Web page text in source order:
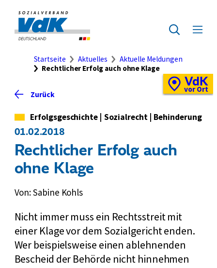
Seiteninhalt
springen
Zur
Startseite
des
Zur
Suche
Menü
Ort-
VdK
vor Ort
Brotkrumennavigation
Startseite Aktuelles
Aktuelle Meldungen
Rechtlicher Erfolg auch ohne Klage
Zurück
Kategorie
Erfolgsgeschichte Sozialrecht Behinderung
01.02.2018
Rechtlicher Erfolg auch
ohne Klage
Von: Sabine Kohls
Nicht immer muss ein Rechtsstreit mit
einer Klage vor dem Sozialgericht enden.
Wer beispielsweise einen ablehnenden
Bescheid der Behörde nicht hinnehmen